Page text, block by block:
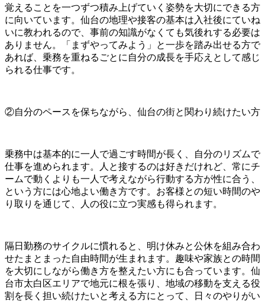
覚えることを一つずつ積み上げていく姿勢を大切にできる方
に向いています。仙台の地理や接客の基本は入社後にていね
いに教われるので、事前の知識がなくても気後れする必要は
ありません。「まずやってみよう」と一歩を踏み出せる方で
あれば、乗務を重ねるごとに自分の成長を手応えとして感じ
られる仕事です。
②自分のペースを保ちながら、仙台の街と関わり続けたい方
乗務中は基本的に一人で過ごす時間が長く、自分のリズムで
仕事を進められます。人と接するのは好きだけれど、常にチ
ームで動くよりも一人で考えながら行動する方が性に合う、
という方には心地よい働き方です。お客様との短い時間のや
り取りを通じて、人の役に立つ実感も得られます。
隔日勤務のサイクルに慣れると、明け休みと公休を組み合わ
せたまとまった自由時間が生まれます。趣味や家族との時間
を大切にしながら働き方を整えたい方にも合っています。仙
台市太白区エリアで地元に根を張り、地域の移動を支える役
割を長く担い続けたいと考える方にとって、日々のやりがい